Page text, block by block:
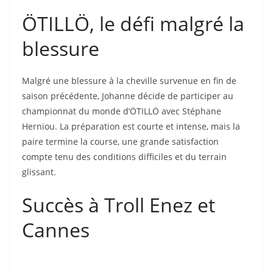
ÖTILLÖ, le défi malgré la
blessure
Malgré une blessure à la cheville survenue en fin de
saison précédente, Johanne décide de participer au
championnat du monde d’ÖTILLÖ avec Stéphane
Herniou. La préparation est courte et intense, mais la
paire termine la course, une grande satisfaction
compte tenu des conditions difficiles et du terrain
glissant.
Succès à Troll Enez et
Cannes